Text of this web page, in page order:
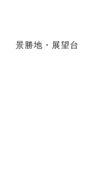
景勝地・展望台